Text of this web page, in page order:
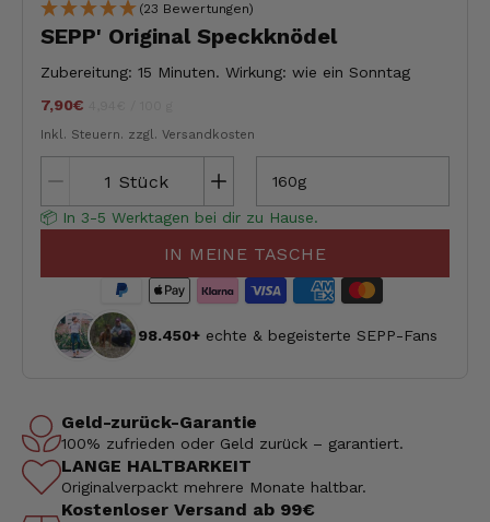
(23 Bewertungen)
SEPP' Original Speckknödel
Zubereitung: 15 Minuten. Wirkung: wie ein Sonntag
7,90€
Inkl. Steuern. zzgl. Versandkosten
Stück 160g
📦 In 3-5 Werktagen bei dir zu Hause.
IN MEINE TASCHE
98.450+ echte & begeisterte SEPP-Fans
Geld-zurück-Garantie
100% zufrieden oder Geld zurück – garantiert.
LANGE HALTBARKEIT
Originalverpackt mehrere Monate haltbar.
Kostenloser Versand ab 99€